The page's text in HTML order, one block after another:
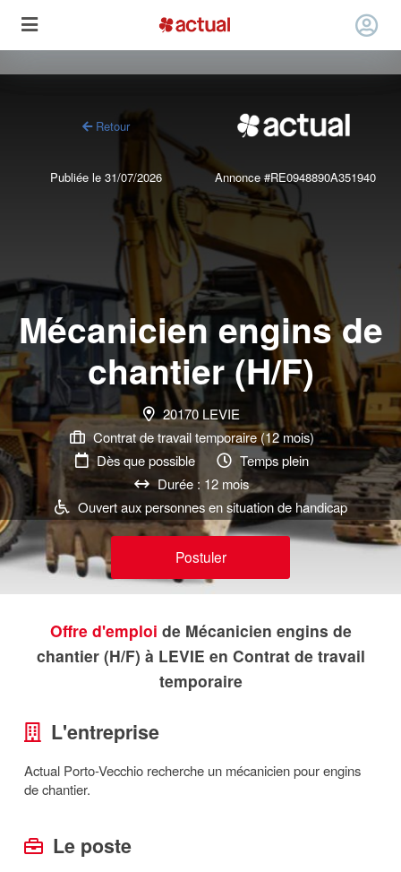
Retour
Publiée le 31/07/2026 Annonce #RE0948890A351940
Mécanicien engins de
chantier (H/F)
20170 LEVIE
Contrat de travail temporaire (12 mois)
Dès que possible
Temps plein
Durée : 12 mois
Ouvert aux personnes en situation de handicap
Postuler
Offre d'emploi de Mécanicien engins de
chantier (H/F) à LEVIE en Contrat de travail
temporaire
L'entreprise
Actual Porto-Vecchio recherche un mécanicien pour engins
de chantier.
Le poste